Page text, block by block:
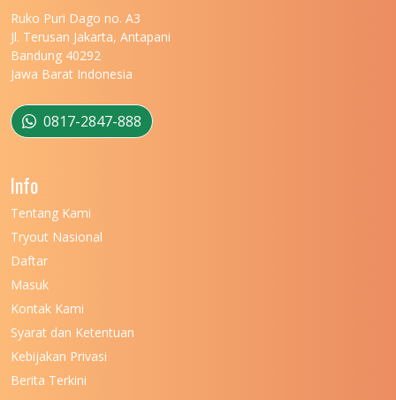
UNIVERSITAS MARITIM RAJA ALI HAJI
UNIVERSITAS MATARAM
UNIVERSITAS MULAWARMAN
UNIVERSITAS MUSAMUS
UNIVERSITAS NEGERI KHAIRUN
UNIVERSITAS NEGERI MEDAN
UNIVERSITAS NEGERI PADANG
Ruko Puri Dago no. A3
Jl. Terusan Jakarta, Antapani
Bandung 40292
Jawa Barat Indonesia
0817-2847-888
Info
Tentang Kami
Tryout Nasional
Daftar
Masuk
Kontak Kami
Syarat dan Ketentuan
Kebijakan Privasi
Berita Terkini